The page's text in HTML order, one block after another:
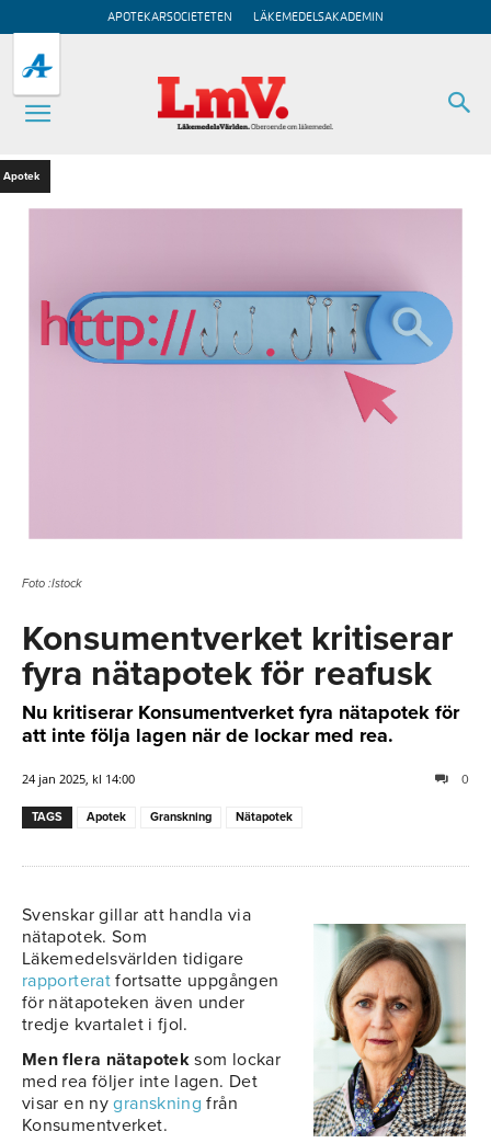
APOTEKARSOCIETETEN LÄKEMEDELSAKADEMIN
Apotek
Foto :Istock
Konsumentverket kritiserar
fyra nätapotek för reafusk
Nu kritiserar Konsumentverket fyra nätapotek för
att inte följa lagen när de lockar med rea.
24 jan 2025, kl 14:00 0
TAGS Apotek Granskning Nätapotek
Svenskar gillar att handla via
nätapotek. Som
Läkemedelsvärlden tidigare
rapporteratfortsatte uppgången
för nätapoteken även under
tredje kvartalet i fjol.
Men flera nätapotek som lockar
med rea följer inte lagen. Det
visar en nygranskning från
Konsumentverket.